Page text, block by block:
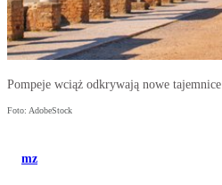
Pompeje wciąż odkrywają nowe tajemnice
Foto: AdobeStock
mz